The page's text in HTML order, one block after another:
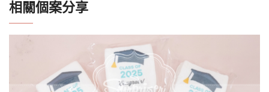
相關個案分享